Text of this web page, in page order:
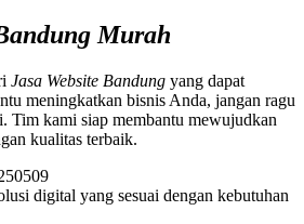
Murah
Jasa Website Bandung yang dapat
meningkatkan bisnis Anda, jangan ragu
Tim kami siap membantu mewujudkan
kualitas terbaik.
digital yang sesuai dengan kebutuhan